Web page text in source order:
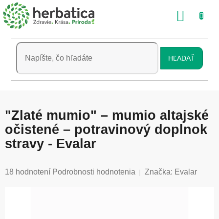
Prejsť
na
obsah
HĽADAŤ
"Zlaté mumio" – mumio altajské
očistené – potravinový doplnok
stravy - Evalar
Priemerné
18 hodnotení Podrobnosti hodnotenia Značka: Evalar